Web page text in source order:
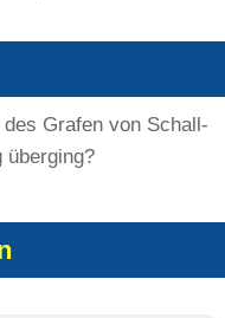
Grafen von Schall-
überging?